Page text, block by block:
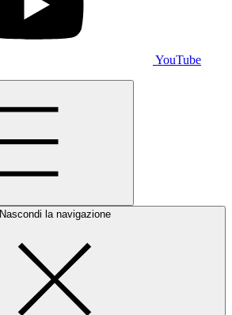
YouTube
Nascondi la navigazione